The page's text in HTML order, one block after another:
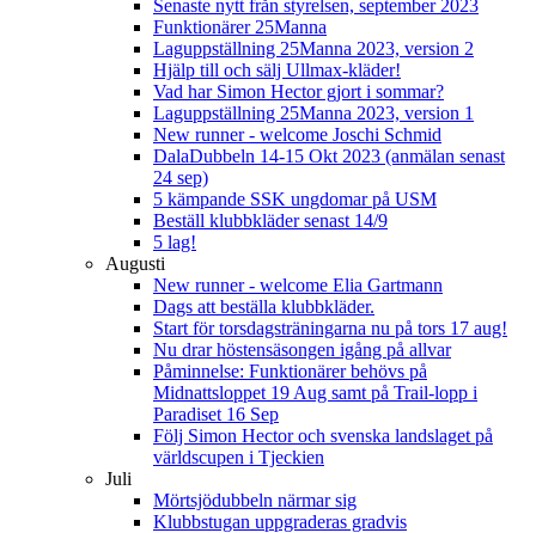
Senaste nytt från styrelsen, september 2023
Funktionärer 25Manna
Laguppställning 25Manna 2023, version 2
Hjälp till och sälj Ullmax-kläder!
Vad har Simon Hector gjort i sommar?
Laguppställning 25Manna 2023, version 1
New runner - welcome Joschi Schmid
DalaDubbeln 14-15 Okt 2023 (anmälan senast
24 sep)
5 kämpande SSK ungdomar på USM
Beställ klubbkläder senast 14/9
5 lag!
Augusti
New runner - welcome Elia Gartmann
Dags att beställa klubbkläder.
Start för torsdagsträningarna nu på tors 17 aug!
Nu drar höstensäsongen igång på allvar
Påminnelse: Funktionärer behövs på
Midnattsloppet 19 Aug samt på Trail-lopp i
Paradiset 16 Sep
Följ Simon Hector och svenska landslaget på
världscupen i Tjeckien
Juli
Mörtsjödubbeln närmar sig
Klubbstugan uppgraderas gradvis